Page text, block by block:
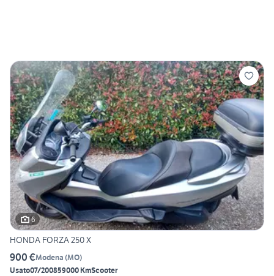
6
HONDA FORZA 250 X
900 €Modena (MO)
Usato07/200859000 KmScooter